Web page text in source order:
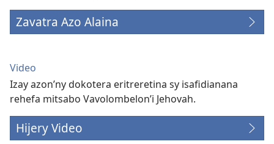
Zavatra Azo Alaina
Video
Izay azon’ny dokotera eritreretina sy isafidianana
rehefa mitsabo Vavolombelon’i Jehovah.
Hijery Video